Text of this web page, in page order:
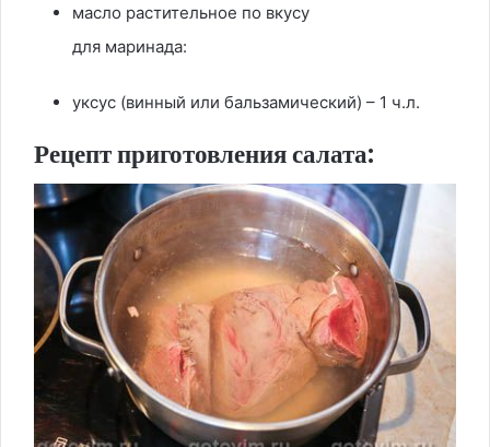
масло растительное по вкусу
для маринада:
уксус (винный или бальзамический) – 1 ч.л.
Рецепт приготовления салата: